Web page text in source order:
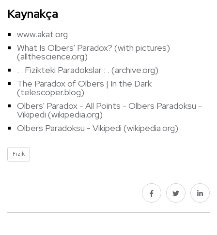
Kaynakça
www.akat.org
What Is Olbers' Paradox? (with pictures)
(allthescience.org)
. : Fizikteki Paradokslar : . (archive.org)
The Paradox of Olbers | In the Dark
(telescoper.blog)
Olbers' Paradox - All Points - Olbers Paradoksu -
Vikipedi (wikipedia.org)
Olbers Paradoksu - Vikipedi (wikipedia.org)
Fizik